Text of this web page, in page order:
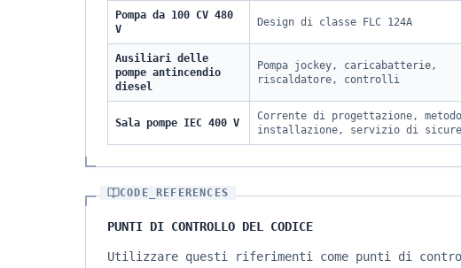
Pompa da 100 CV 480
V
Design di classe FLC 124A
Ausiliari delle
pompe antincendio
diesel
Pompa jockey, caricabatterie,
riscaldatore, controlli
Sala pompe IEC 400 V
Corrente di progettazione,
installazione, servizio di
CODE_REFERENCES
PUNTI DI CONTROLLO DEL CODICE
Utilizzare questi riferimenti come punti di